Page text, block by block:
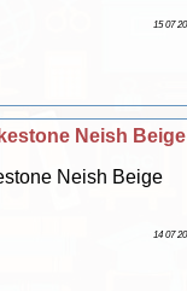
15 07
Neish
Neish Beige
14 07